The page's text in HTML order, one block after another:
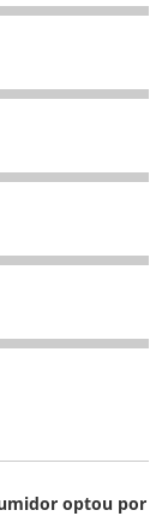
optou por